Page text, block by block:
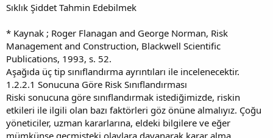
Sıklık Şiddet Tahmin Edebilmek
* Kaynak ; Roger Flanagan and George Norman, Risk
Management and Construction, Blackwell Scientific
Publications, 1993, s. 52.
Aşağıda üç tip sınıflandırma ayrıntıları ile incelenecektir.
1.2.2.1 Sonucuna Göre Risk Sınıflandırması
Riski sonucuna göre sınıflandırmak istediğimizde, riskin
etkileri ile ilgili olan bazı faktörleri göz önüne almalıyız. Çoğu
yöneticiler, uzman kararlarına, eldeki bilgilere ve eğer
mümkünse geçmişteki olaylara dayanarak karar alma